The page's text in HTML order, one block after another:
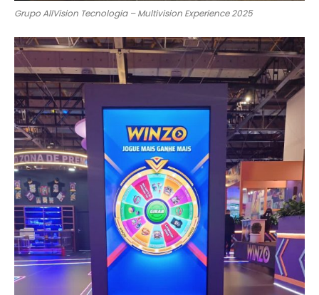
Grupo AllVision Tecnologia – Multivision Experience 2025